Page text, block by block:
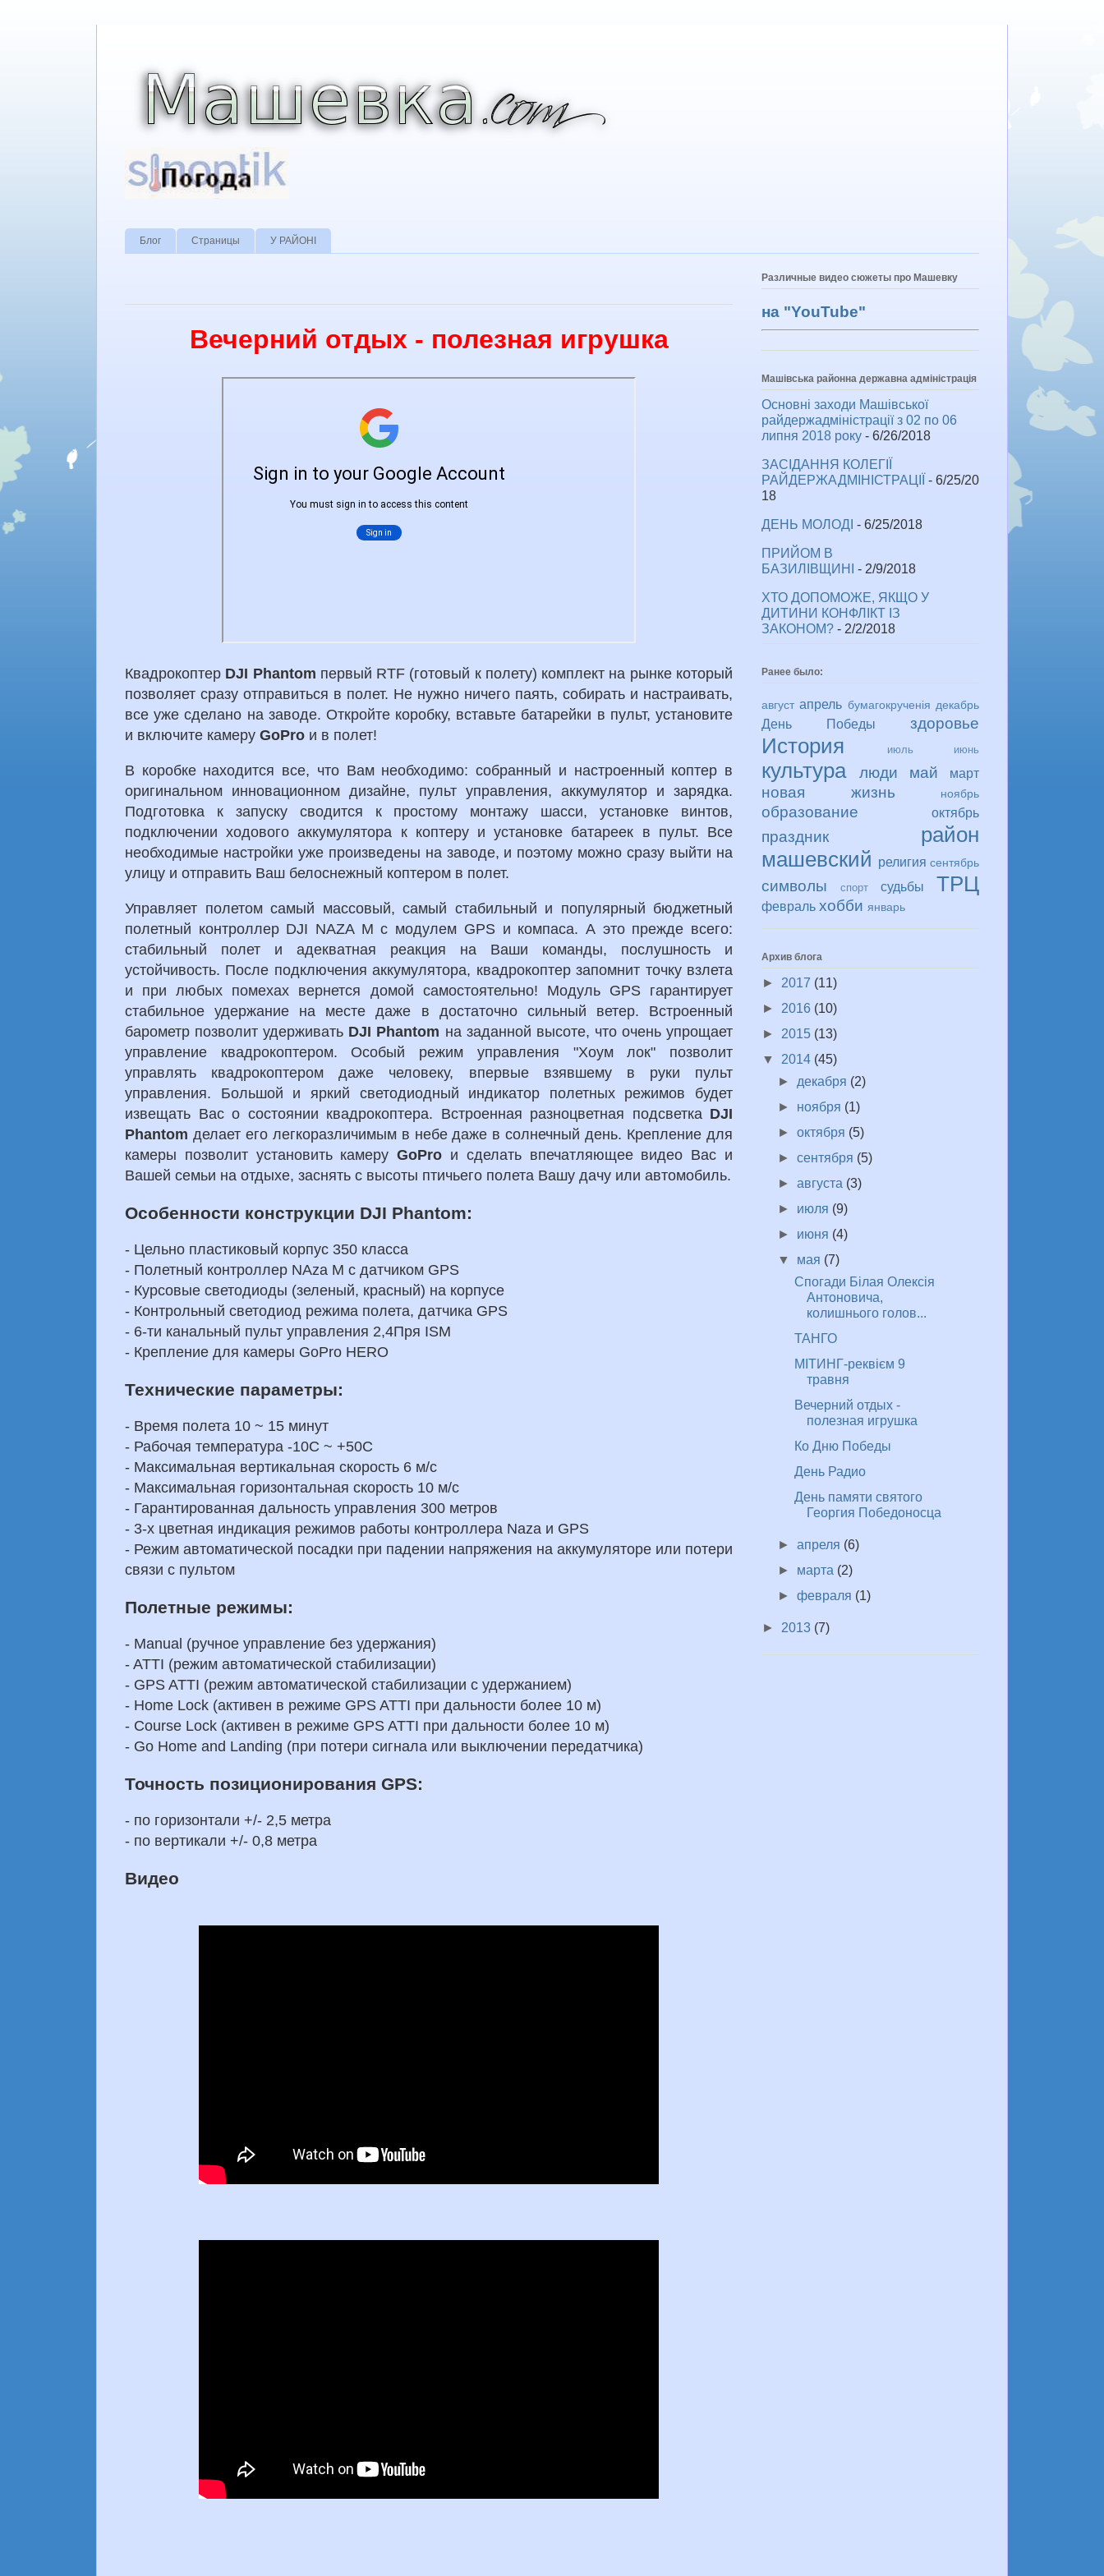
Блог Страницы У РАЙОНІ
Вечерний отдых - полезная игрушка
Квадрокоптер DJI Phantom первый RTF (готовый к полету) комплект на рынке который
позволяет сразу отправиться в полет. Не нужно ничего паять, собирать и настраивать,
все уже сделано на заводе. Откройте коробку, вставьте батарейки в пульт, установите
и включите камеру GoPro и в полет!
В коробке находится все, что Вам необходимо: собранный и настроенный коптер в
оригинальном инновационном дизайне, пульт управления, аккумулятор и зарядка.
Подготовка к запуску сводится к простому монтажу шасси, установке винтов,
подключении ходового аккумулятора к коптеру и установке батареек в пульт. Все
необходимые настройки уже произведены на заводе, и поэтому можно сразу выйти на
улицу и отправить Ваш белоснежный коптером в полет.
Управляет полетом самый массовый, самый стабильный и популярный бюджетный
полетный контроллер DJI NAZA M с модулем GPS и компаса. А это прежде всего:
стабильный полет и адекватная реакция на Ваши команды, послушность и
устойчивость. После подключения аккумулятора, квадрокоптер запомнит точку взлета
и при любых помехах вернется домой самостоятельно! Модуль GPS гарантирует
стабильное удержание на месте даже в достаточно сильный ветер. Встроенный
барометр позволит удерживать DJI Phantom на заданной высоте, что очень упрощает
управление квадрокоптером. Особый режим управления "Хоум лок" позволит
управлять квадрокоптером даже человеку, впервые взявшему в руки пульт
управления. Большой и яркий светодиодный индикатор полетных режимов будет
извещать Вас о состоянии квадрокоптера. Встроенная разноцветная подсветка DJI
Phantom делает его легкоразличимым в небе даже в солнечный день. Крепление для
камеры позволит установить камеруGoPro и сделать впечатляющее видео Вас и
Вашей семьи на отдыхе, заснять с высоты птичьего полета Вашу дачу или автомобиль.
Особенности конструкции DJI Phantom:
- Цельно пластиковый корпус 350 класса
- Полетный контроллер NAza M с датчиком GPS
- Курсовые светодиоды (зеленый, красный) на корпусе
- Контрольный светодиод режима полета, датчика GPS
- 6-ти канальный пульт управления 2,4Пря ISM
- Крепление для камеры GoPro HERO
Технические параметры:
- Время полета 10 ~ 15 минут
- Рабочая температура -10С ~ +50C
- Максимальная вертикальная скорость 6 м/с
- Максимальная горизонтальная скорость 10 м/с
- Гарантированная дальность управления 300 метров
- 3-х цветная индикация режимов работы контроллера Naza и GPS
- Режим автоматической посадки при падении напряжения на аккумуляторе или потери
связи с пультом
Полетные режимы:
- Manual (ручное управление без удержания)
- ATTI (режим автоматической стабилизации)
- GPS ATTI (режим автоматической стабилизации с удержанием)
- Home Lock (активен в режиме GPS ATTI при дальности более 10 м)
- Course Lock (активен в режиме GPS ATTI при дальности более 10 м)
- Go Home and Landing (при потери сигнала или выключении передатчика)
Точность позиционирования GPS:
- по горизонтали +/- 2,5 метра
- по вертикали +/- 0,8 метра
Видео
Различные видео сюжеты про Машевку
на "YouTube"
Машівська районна державна адміністрація
Основні заходи Машівської
райдержадміністрації з 02 по 06
липня 2018 року - 6/26/2018
ЗАСІДАННЯ КОЛЕГІЇ
РАЙДЕРЖАДМІНІСТРАЦІЇ
- 6/25/20
18
ДЕНЬ МОЛОДІ - 6/25/2018
ПРИЙОМ В
БАЗИЛІВЩИНІ
- 2/9/2018
ХТО ДОПОМОЖЕ, ЯКЩО У
ДИТИНИ КОНФЛІКТ ІЗ
ЗАКОНОМ? - 2/2/2018
Ранее было:
август апрель бумагокрученія декабрь
День Победы здоровье
История июль июнь
культура люди май март
новая жизнь ноябрь
образование октябрь
праздник
район
машевский религия сентябрь
символы спорт судьбы ТРЦ
февраль хобби январь
Архив блога
► 2017 (11)
► 2016 (10)
► 2015 (13)
▼ 2014 (45)
► декабря (2)
► ноября (1)
►октября (5)
►сентября (5)
►августа (3)
► июля (9)
► июня (4)
▼ мая (7)
Спогади Білая Олексія
Антоновича,
колишнього голов...
ТАНГО
МІТИНГ-реквієм 9
травня
Вечерний отдых -
полезная игрушка
Ко Дню Победы
День Радио
День памяти святого
Георгия Победоносца
►апреля (6)
► марта (2)
►февраля (1)
► 2013 (7)